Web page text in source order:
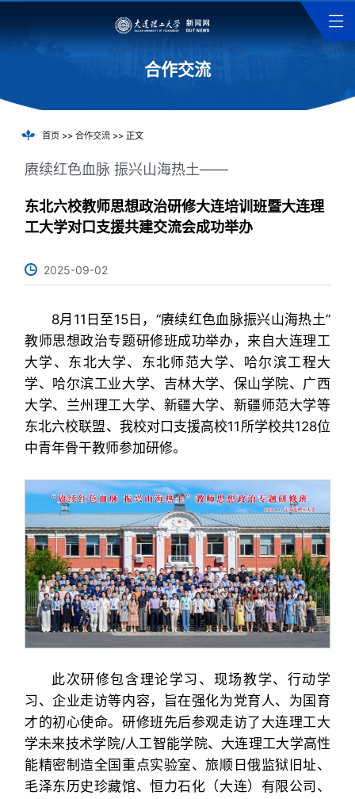
合作交流
首页>> 合作交流>> 正文
赓续红色血脉 振兴山海热土——
东北六校教师思想政治研修大连培训班暨大连理
工大学对口支援共建交流会成功举办
2025-09-02
8月11日至15日，“赓续红色血脉振兴山海热土”
教师思想政治专题研修班成功举办， 来自大连理工
大学、东北大学、东北师范大学、哈尔滨工程大
学、哈尔滨工业大学、吉林大学、保山学院、广西
大学、兰州理工大学、新疆大学、新疆师范大学等
东北六校联盟、我校对口支援高校11所学校共128位
中青年骨干教师参加研修。
此次研修包含理论学习、现场教学、行动学
习、企业走访等内容，旨在强化为党育人、为国育
才的初心使命。研修班先后参观走访了大连理工大
学未来技术学院/人工智能学院、大连理工大学高性
能精密制造全国重点实验室、旅顺日俄监狱旧址、
毛泽东历史珍藏馆、恒力石化（大连）有限公司、